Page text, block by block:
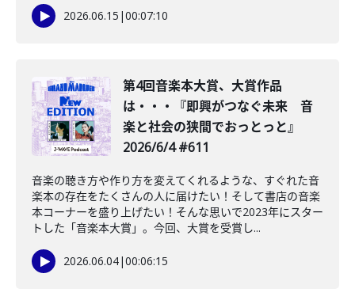
2026.06.15 |00:07:10
第4回音楽本大賞、大賞作品
は・・・『即興がつなぐ未来 音
楽と社会の狭間でおっとっと』
2026/6/4 #611
音楽の聴き方や作り方を変えてくれるような、すぐれた音
楽本の存在をたくさんの人に届けたい！そして書店の音楽
本コーナーを盛り上げたい！そんな思いで2023年にスター
トした「音楽本大賞」。今回、大賞を受賞し...
2026.06.04|00:06:15